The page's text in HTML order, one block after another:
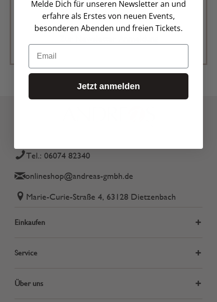
Trag Dich für unseren Newsletter ein &
verpasse keine Angebote mehr
Tel.: 06074 82340
onlineshop@andreas-gmbh.de
Marie-Curie-Straße 4, 63128 Dietzenbach
Einkaufen
Service
Über uns
Melde Dich für unseren Newsletter an und
erfahre als Erstes von neuen Events,
besonderen Abenden und freien Tickets.
Email
Jetzt anmelden